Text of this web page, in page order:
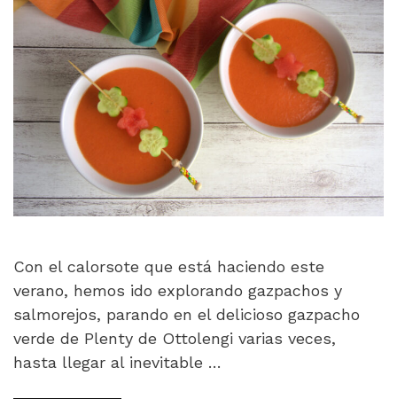
Con el calorsote que está haciendo este
verano, hemos ido explorando gazpachos y
salmorejos, parando en el delicioso gazpacho
verde de Plenty de Ottolengi varias veces,
hasta llegar al inevitable …